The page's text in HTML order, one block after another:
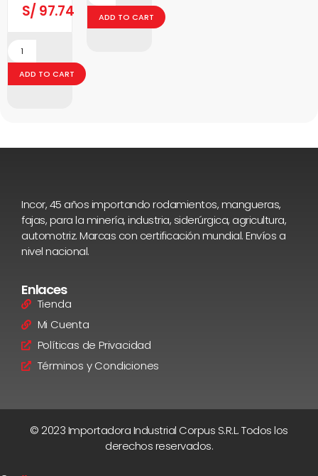
S/ 97.74
ADD TO CART
ADD TO CART
Incor, 45 años importando rodamientos, mangueras,
fajas, para la minería, industria, siderúrgica, agricultura,
automotriz. Marcas con certificación mundial. Envíos a
nivel nacional.
Enlaces
Tienda
Mi Cuenta
Políticas de Privacidad
Términos y Condiciones
© 2023 Importadora Industrial Corpus S.R.L. Todos los
derechos reservados.